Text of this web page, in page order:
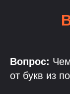
Вопрос:
от букв из